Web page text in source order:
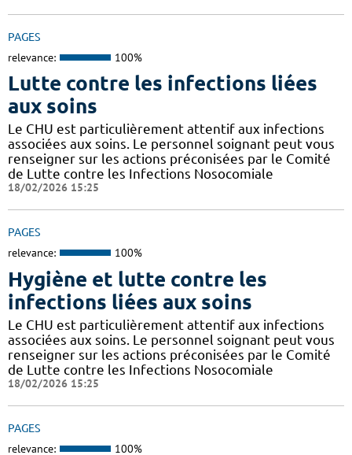
PAGES
relevance: 100%
Lutte contre les infections liées
aux soins
Le CHU est particulièrement attentif aux infections
associées aux soins. Le personnel soignant peut vous
renseigner sur les actions préconisées par le Comité
de Lutte contre les Infections Nosocomiale
18/02/2026 15:25
PAGES
relevance: 100%
Hygiène et lutte contre les
infections liées aux soins
Le CHU est particulièrement attentif aux infections
associées aux soins. Le personnel soignant peut vous
renseigner sur les actions préconisées par le Comité
de Lutte contre les Infections Nosocomiale
18/02/2026 15:25
PAGES
relevance: 100%